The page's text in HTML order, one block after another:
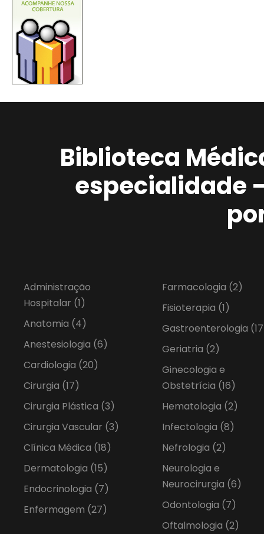
Biblioteca
especialidade
Administração
Hospitalar (1)
Anatomia (4)
Anestesiologia (6)
Cardiologia (20)
Cirurgia (17)
Cirurgia Plástica (3)
Cirurgia Vascular (3)
Clínica Médica (18)
Dermatologia (15)
Endocrinologia (7)
Enfermagem (27)
Farmacologia (2)
Fisioterapia (1)
Gastroenterologia
Geriatria (2)
Ginecologia e
Obstetrícia (16)
Hematologia (2)
Infectologia (8)
Nefrologia (2)
Neurologia e
Neurocirurgia (6)
Odontologia (7)
Oftalmologia (2)